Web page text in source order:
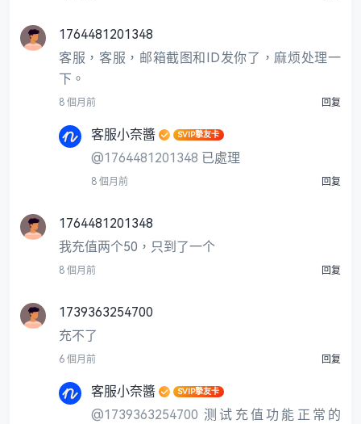
1764481201348
客服，客服，邮箱截图和ID发你了，麻烦处理一
下。
8 個月前 回复
客服小奈醬 SVIP摯友卡
@1764481201348 已處理
8 個月前 回复
1764481201348
我充值两个50，只到了一个
8 個月前 回复
1739363254700
充不了
6 個月前 回复
客服小奈醬 SVIP摯友卡
@1739363254700 测试充值功能正常的